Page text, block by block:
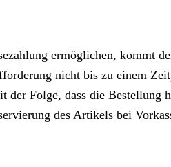
ermöglichen, kommt
nicht bis zu einem
der Folge, dass die
des Artikels bei